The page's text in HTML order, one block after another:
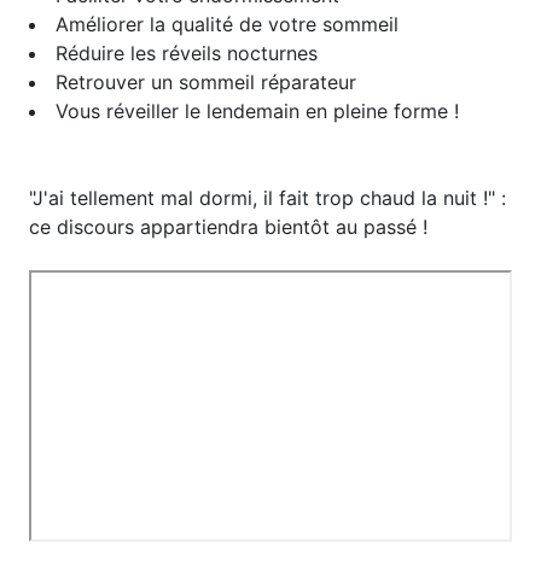
Améliorer la qualité de votre sommeil
Réduire les réveils nocturnes
Retrouver un sommeil réparateur
Vous réveiller le lendemain en pleine forme !
"J'ai tellement mal dormi, il fait trop chaud la nuit !" :
ce discours appartiendra bientôt au passé ! ​